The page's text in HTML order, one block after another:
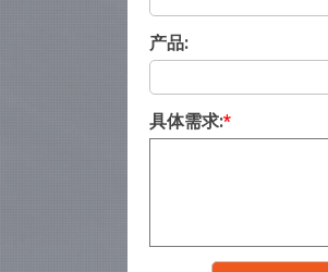
产品:
具体需求:*